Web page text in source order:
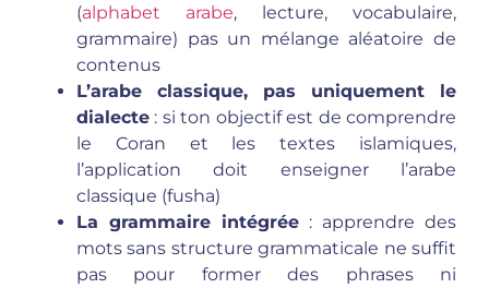
(alphabet arabe, lecture, vocabulaire,
grammaire) pas un mélange aléatoire de
contenus
L’arabe classique, pas uniquement le
dialecte : si ton objectif est de comprendre
le Coran et les textes islamiques,
l’application doit enseigner l’arabe
classique (fusha)
La grammaire intégrée : apprendre des
mots sans structure grammaticale ne suffit
pas pour former des phrases ni